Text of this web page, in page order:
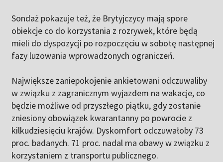
Sondaż pokazuje też, że Brytyjczycy mają spore
obiekcje co do korzystania z rozrywek, które będą
mieli do dyspozycji po rozpoczęciu w sobotę następnej
fazy luzowania wprowadzonych ograniczeń.
Największe zaniepokojenie ankietowani odczuwaliby
w związku z zagranicznym wyjazdem na wakacje, co
będzie możliwe od przyszłego piątku, gdy zostanie
zniesiony obowiązek kwarantanny po powrocie z
kilkudziesięciu krajów. Dyskomfort odczuwałoby 73
proc. badanych. 71 proc. nadal ma obawy w związku z
korzystaniem z transportu publicznego.